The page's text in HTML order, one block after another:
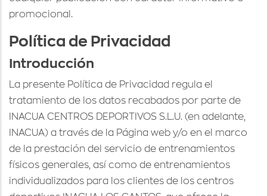
promocional.
Política de Privacidad
Introducción
La presente Política de Privacidad regula el
tratamiento de los datos recabados por parte de
INACUA CENTROS DEPORTIVOS S.L.U. (en adelante,
INACUA) a través de la Página web y/o en el marco
de la prestación del servicio de entrenamientos
físicos generales, así como de entrenamientos
individualizados para los clientes de los centros